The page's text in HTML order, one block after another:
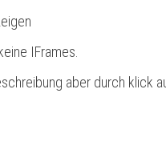
IFrames.
aber durch klick